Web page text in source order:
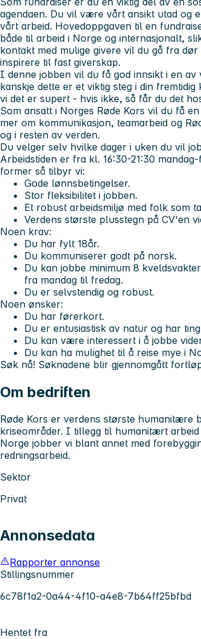
agendaen. Du vil være vårt ansikt utad og
vårt arbeid. Hovedoppgaven til en
både til arbeid i Norge og internasjonalt,
kontakt med mulige givere vil du gå fra
inspirere til fast giverskap.
I denne jobben vil du få god innsikt i en
kanskje dette er et viktig steg i din fremtidig
vi det er supert - hvis ikke, så får du det
Som ansatt i Norges Røde Kors vil du få
mer om kommunikasjon, teamarbeid og
og i resten av verden.
Du velger selv hvilke dager i uken du vil
Arbeidstiden er fra kl. 16:30-21:30 mandag-
former så tilbyr vi:
Gode lønnsbetingelser.
Stor fleksibilitet i jobben.
Et robust arbeidsmiljø med folk som
Verdens største plusstegn på CV'en
Noen krav:
Du har fylt 18år.
Du kommuniserer godt på norsk.
Du kan jobbe minimum 8
fra mandag til fredag.
Du er selvstendig og robust.
Noen ønsker:
Du har førerkort.
Du er entusiastisk av natur og har
Du kan være interessert i å jobbe
Du kan ha mulighet til å reise mye i
Søk nå! Søknadene blir gjennomgått
Om bedriften
Røde Kors er verdens største humanitære
kriseområder. I tillegg til humanitært
Norge jobber vi blant annet med
redningsarbeid.
Sektor
Privat
Annonsedata
Rapporter annonse
Stillingsnummer
6c78f1a2-0a44-4f10-a4e8-7b64ff25bfbd
Hentet fra